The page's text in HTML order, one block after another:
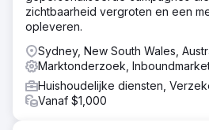
zichtbaarheid vergroten en een
opleveren.
Sydney, New South Wales,
Marktonderzoek,
Huishoudelijke diensten,
Vanaf $1,000